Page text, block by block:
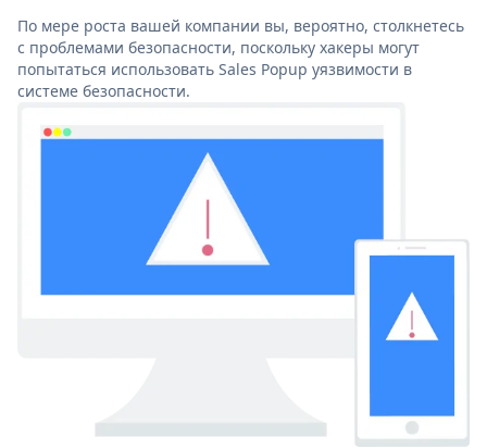
По мере роста вашей компании вы, вероятно, столкнетесь
с проблемами безопасности, поскольку хакеры могут
попытаться использовать Sales Popup уязвимости в
системе безопасности.